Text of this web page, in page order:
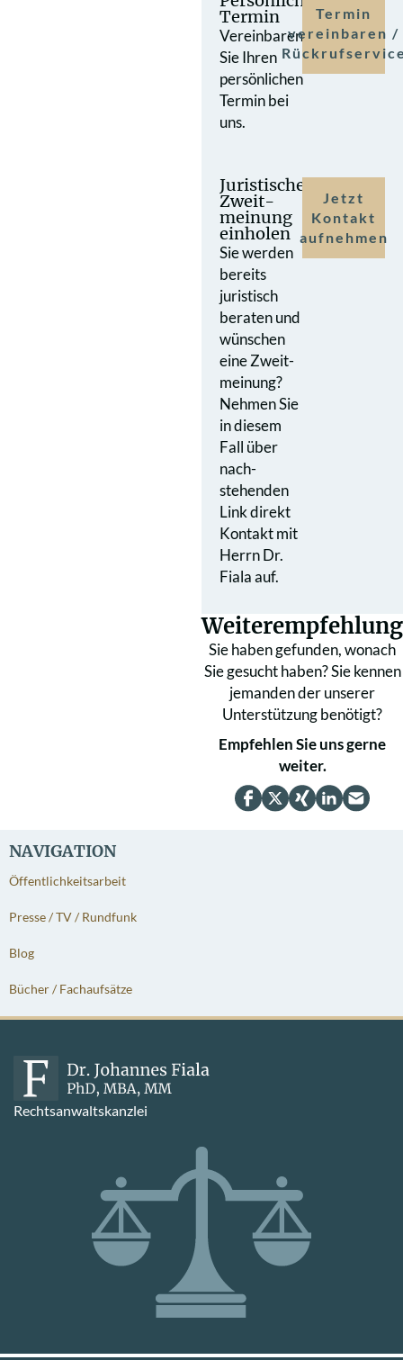
NAVIGATION
Öffentlichkeitsarbeit
Presse / TV / Rundfunk
Blog
Bücher / Fachaufsätze
Termin
Vereinbaren
Sie Ihren
persönlichen
Termin bei
uns.
Termin
vereinbaren /
Juristische
Zweit­
meinung
einholen
Sie werden
bereits
juristisch
beraten und
wünschen
eine Zweit­
meinung?
Nehmen Sie
in diesem
Fall über
nach­
stehenden
Link direkt
Kontakt mit
Herrn Dr.
Fiala auf.
Jetzt
Kontakt
aufnehmen
Weiterempfehlung
Sie haben gefunden, wonach
Sie gesucht haben? Sie kennen
jemanden der unserer
Unterstützung benötigt?
Empfehlen Sie uns gerne
weiter.
Rechtsanwaltskanzlei